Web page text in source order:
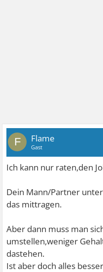
F Flame
Gast
Ich kann nur raten,den
Dein Mann/Partner
das mittragen.
Aber dann muss man
umstellen,weniger
dastehen.
Ist aber doch alles